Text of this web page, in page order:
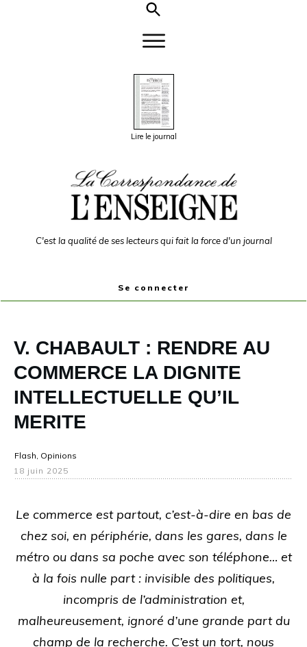
Lire le journal
C'est la qualité de ses lecteurs qui fait la force d'un journal
Se connecter
V. CHABAULT : RENDRE AU
COMMERCE LA DIGNITE
INTELLECTUELLE QU’IL
MERITE
Flash, Opinions
18 juin 2025
Le commerce est partout, c’est-à-dire en bas de
chez soi, en périphérie, dans les gares, dans le
métro ou dans sa poche avec son téléphone… et
à la fois nulle part : invisible des politiques,
incompris de l’administration et,
malheureusement, ignoré d’une grande part du
champ de la recherche. C’est un tort, nous